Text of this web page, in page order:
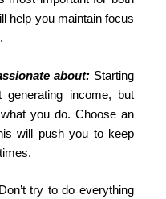
help you maintain focus
about: Starting
income, but
you do. Choose an
will push you to keep
Don’t try to do everything